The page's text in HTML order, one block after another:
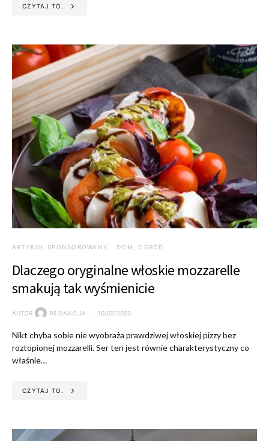
CZYTAJ TO.
ARTYKUŁ SPONSOROWANY DOM, OGRÓD
Dlaczego oryginalne włoskie mozzarelle
smakują tak wyśmienicie
AUTOR REDAKCJA 10/02/2023
Nikt chyba sobie nie wyobraża prawdziwej włoskiej pizzy bez
roztopionej mozzarelli. Ser ten jest równie charakterystyczny co
właśnie…
CZYTAJ TO.